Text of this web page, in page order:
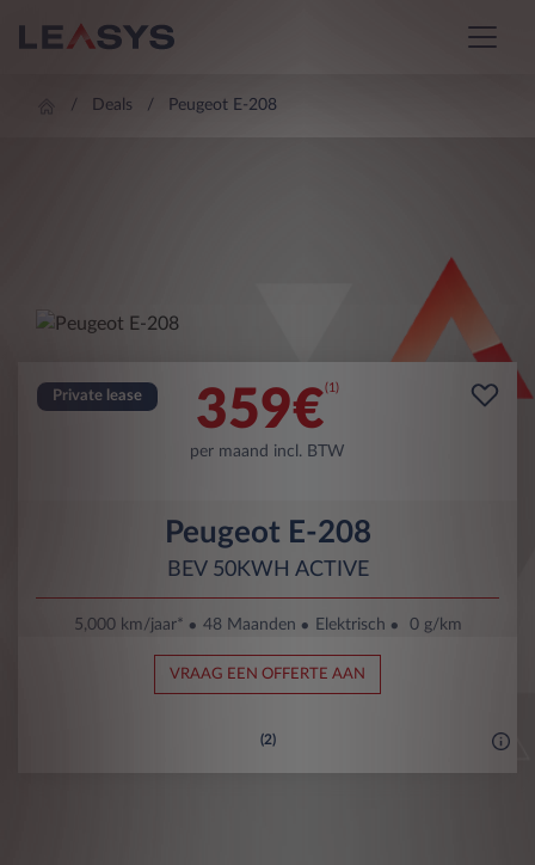
Deals Peugeot E-208
Private lease 359€(1)
per maand incl. BTW
Peugeot E-208
BEV 50KWH ACTIVE
5,000 km/jaar* 48 Maanden Elektrisch 0 g/km
VRAAG EEN OFFERTE AAN
(2)